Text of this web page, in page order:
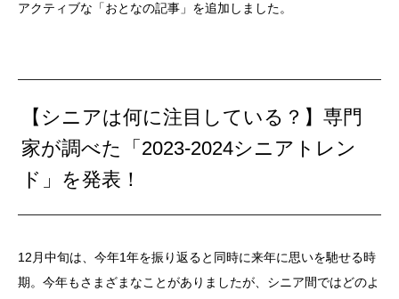
アクティブな「おとなの記事」を追加しました。
【シニアは何に注目している？】専門
家が調べた「2023-2024シニアトレン
ド」を発表！
12月中旬は、今年1年を振り返ると同時に来年に思いを馳せる時
期。今年もさまざまなことがありましたが、シニア間ではどのよ